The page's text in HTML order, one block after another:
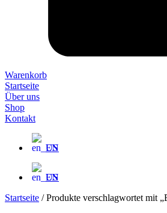
Warenkorb
Startseite
Über uns
Shop
Kontakt
EN
EN
Startseite / Produkte verschlagwortet mit